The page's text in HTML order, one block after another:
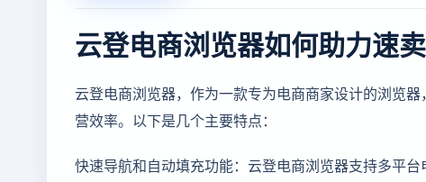
云登电商浏览器如何助力速
云登电商浏览器，作为一款专为电商商家设计的浏览
营效率。以下是几个主要特点：
快速导航和自动填充功能：云登电商浏览器支持多平